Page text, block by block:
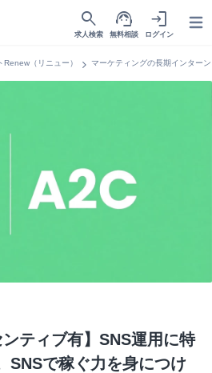
search
求人検索
support_agent
無料相談
login
ログイン
（リニュー） chevron_right マーケティングの長期インター
ンティブ有】SNS運用に特
SNSで稼ぐ力を身につけ